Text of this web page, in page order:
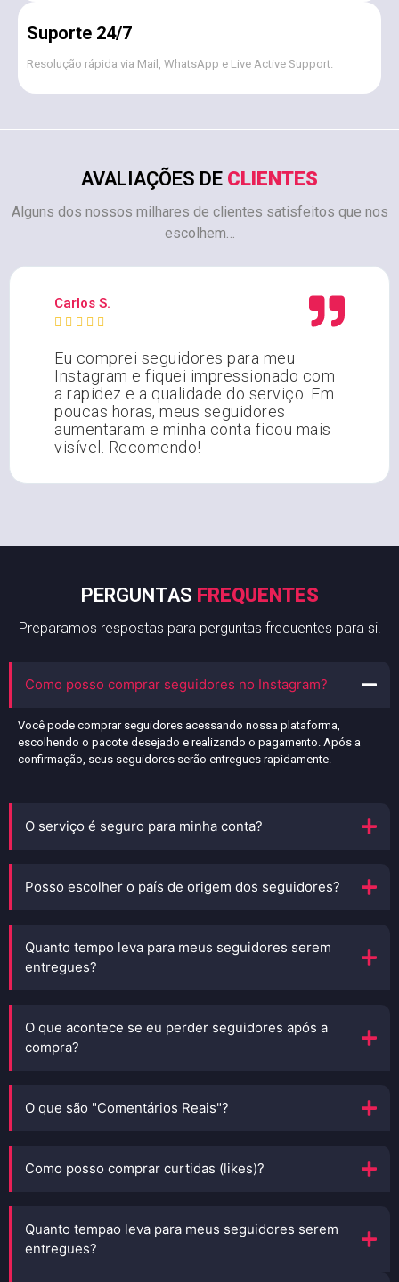
Suporte 24/7
Resolução rápida via Mail, WhatsApp e Live Active Support.
AVALIAÇÕES DE CLIENTES
Alguns dos nossos milhares de clientes satisfeitos que nos
escolhem…
Carlos S.
    
Eu comprei seguidores para meu
Instagram e fiquei impressionado com
a rapidez e a qualidade do serviço. Em
poucas horas, meus seguidores
aumentaram e minha conta ficou mais
visível. Recomendo!
PERGUNTAS FREQUENTES
Preparamos respostas para perguntas frequentes para si.
Como posso comprar seguidores no Instagram?
Você pode comprar seguidores acessando nossa plataforma,
escolhendo o pacote desejado e realizando o pagamento. Após a
confirmação, seus seguidores serão entregues rapidamente.
O serviço é seguro para minha conta?
Posso escolher o país de origem dos seguidores?
Quanto tempo leva para meus seguidores serem
entregues?
O que acontece se eu perder seguidores após a
compra?
O que são "Comentários Reais"?
Como posso comprar curtidas (likes)?
Quanto tempao leva para meus seguidores serem
entregues?